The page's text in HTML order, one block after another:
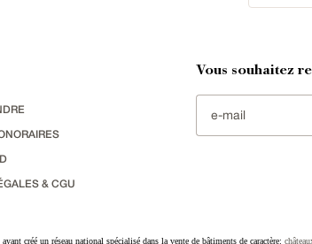
& CGU
Vous souhaitez
créé un réseau national spécialisé dans la vente de bâtiments de caractère: